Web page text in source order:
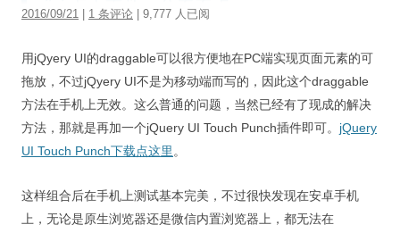
SEO
视觉/交互设计
作品集
关于本站
2016/09/21 1 条评论 | 9,777 人已阅
用jQyery UI的draggable可以很方便地在PC端实现页面元素的可
拖放，不过jQyery UI不是为移动端而写的，因此这个draggable
方法在手机上无效。这么普通的问题，当然已经有了现成的解决
方法，那就是再加一个jQuery UI Touch Punch插件即可。 jQuery
UI Touch Punch下载点这里 。
这样组合后在手机上测试基本完美，不过很快发现在安卓手机
上，无论是原生浏览器还是微信内置浏览器上，都无法在